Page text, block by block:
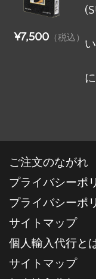
¥7,500 （税込）
ご注文のながれ
プライバシーポ
プライバシーポ
サイトマップ
個人輸入代行と
サイトマップ